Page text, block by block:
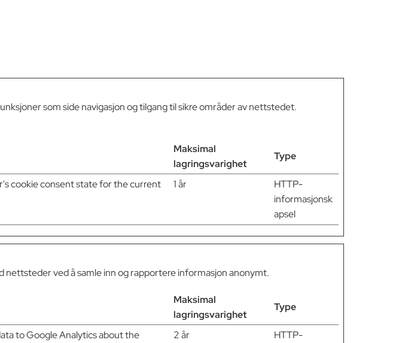
som side navigasjon og tilgang til sikre områder av nettstedet.
Maksimal
lagringsvarighet
Type
cookie consent state for the current
1 år
HTTP-
informasjonsk
apsel
ved å samle inn og rapportere informasjon anonymt.
Maksimal
lagringsvarighet
Type
to Google Analytics about the
2 år
HTTP-